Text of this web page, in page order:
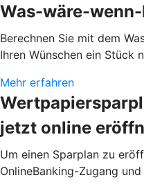
Was-wäre-
Berechnen Sie mit dem
Ihren Wünschen ein Stück
Mehr erfahren
jetzt online
Um einen Sparplan zu
OnlineBanking-Zugang